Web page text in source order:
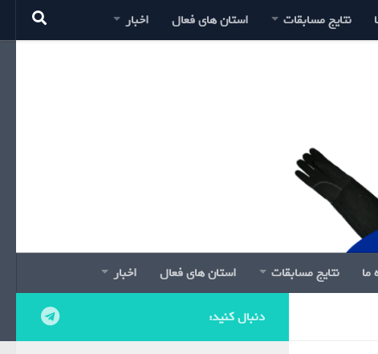
نتایج مسابقات استان های فعال اخبار
ما نتایج مسابقات استان های فعال اخبار
دنبال کنید: